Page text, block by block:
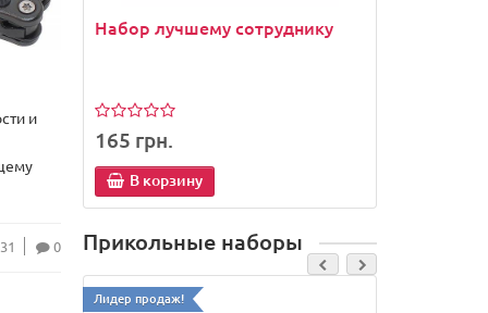
и
0
Набор лучшему сотруднику
165 грн.
В корзину
Прикольные наборы
Лидер продаж!